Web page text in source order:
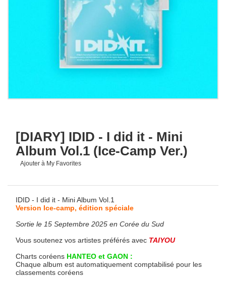
[DIARY] IDID - I did it - Mini
Album Vol.1 (Ice-Camp Ver.)
Ajouter à My Favorites
IDID - I did it - Mini Album Vol.1
Version Ice-camp, édition spéciale
Sortie le 15 Septembre 2025 en Corée du Sud
Vous soutenez vos artistes préférés avec TAIYOU
Charts coréens HANTEO et GAON :
Chaque album est automatiquement comptabilisé pour les
classements coréens